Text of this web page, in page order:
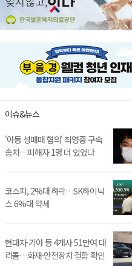
이슈&뉴스
'아동 성매매 혐의' 최영중 구속
송치…피해자 1명 더 있었다
코스피, 2%대 하락…SK하이닉
스 6%대 약세
현대차·기아 등 4개사 51만여 대
리콜…화재·안전장치 결함 확인